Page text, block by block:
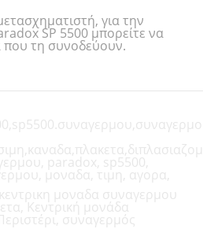
για την
SP 5500 μπορείτε να
που τη συνοδεύουν.
paradox, sp5500,
μοναδα, τιμη, αγορα,
μοναδα συναγερμου
Κεντρική μονάδα
συναγερμός